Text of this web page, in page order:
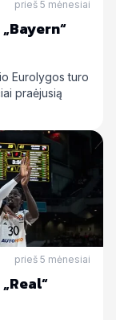
prieš 5 mėnesiai
Eurolygos turo
praėjusią
prieš 5 mėnesiai